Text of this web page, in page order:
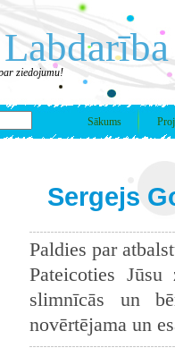
ziedojumu!
Sākums
Sergejs
Paldies par
Pateicoties
slimnīcās un
novērtējama un